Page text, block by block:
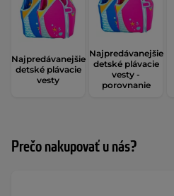
Najpredávanejšie
detské plávacie
vesty
Najpredávanejšie
detské plávacie
vesty -
porovnanie
Prečo nakupovať u nás?